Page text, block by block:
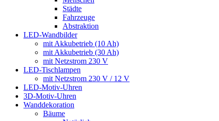
Städte
Fahrzeuge
Abstraktion
LED-Wandbilder
mit Akkubetrieb (10 Ah)
mit Akkubetrieb (30 Ah)
mit Netzstrom 230 V
LED-Tischlampen
mit Netzstrom 230 V / 12 V
LED-Motiv-Uhren
3D-Motiv-Uhren
Wanddekoration
Bäume